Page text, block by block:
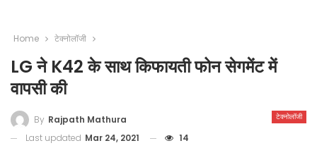
Home टेक्नोलॉजी
LG ने K42 के साथ किफायती फोन सेगमेंट में
वापसी की
टेक्नोलॉजी
By Rajpath Mathura
Last updated Mar 24, 2021 14